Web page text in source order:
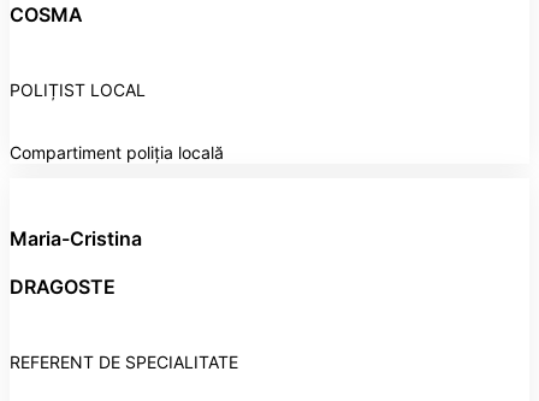
COSMA
POLIȚIST LOCAL
Compartiment poliția locală
Maria-Cristina
DRAGOSTE
REFERENT DE SPECIALITATE